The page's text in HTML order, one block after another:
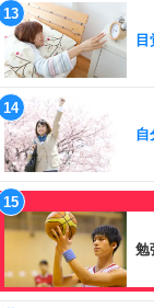
目
自
勉